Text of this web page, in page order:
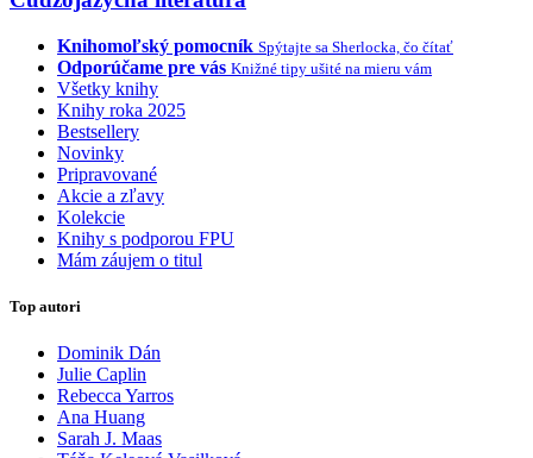
Knihomoľský pomocník Spýtajte sa Sherlocka, čo čítať
Odporúčame pre vás Knižné tipy ušité na mieru vám
Všetky knihy
Knihy roka 2025
Bestsellery
Novinky
Pripravované
Akcie a zľavy
Kolekcie
Knihy s podporou FPU
Mám záujem o titul
Top autori
Dominik Dán
Julie Caplin
Rebecca Yarros
Ana Huang
Sarah J. Maas